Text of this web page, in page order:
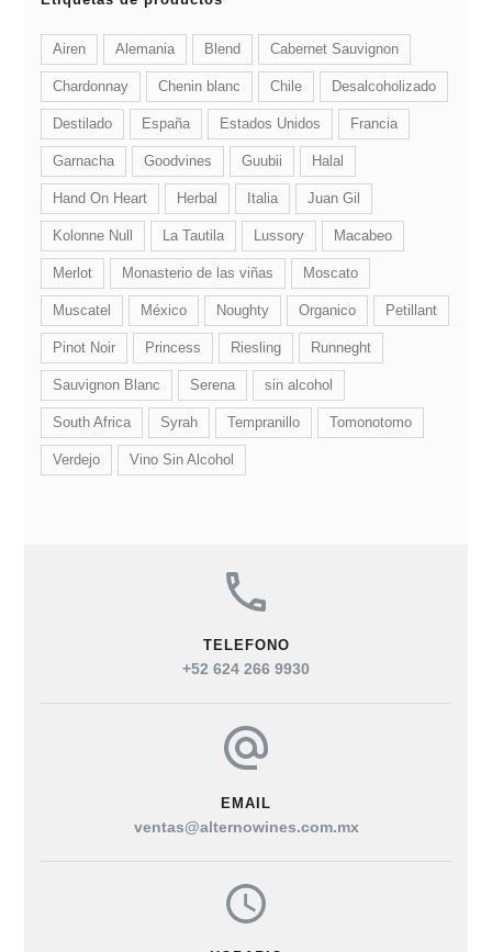
Airen Alemania Blend Cabernet Sauvignon
Chardonnay Chenin blanc Chile Desalcoholizado
Destilado España Estados Unidos Francia
Garnacha Goodvines Guubii Halal
Hand On Heart Herbal Italia Juan Gil
Kolonne Null La Tautila Lussory Macabeo
Merlot Monasterio de las viñas Moscato
Muscatel México Noughty Organico Petillant
Pinot Noir Princess Riesling Runneght
Sauvignon Blanc Serena sin alcohol
South Africa Syrah Tempranillo Tomonotomo
Verdejo Vino Sin Alcohol
TELEFONO
+52 624 266 9930
EMAIL
ventas@alternowines.com.mx